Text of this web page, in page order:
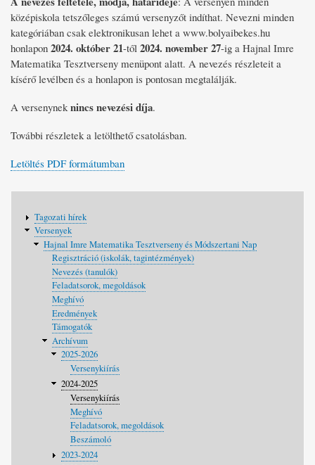
középiskola tetszőleges számú versenyzőt indíthat. Nevezni minden
kategóriában csak elektronikusan lehet a www.bolyaibekes.hu
honlapon 2024. október 21-től 2024. november 27-ig a Hajnal Imre
Matematika Tesztverseny menüpont alatt. A nevezés részleteit a
kísérő levélben és a honlapon is pontosan megtalálják.
A versenyneknincs nevezési díja.
További részletek a letölthető csatolásban.
Letöltés PDF formátumban
navigáció
Tagozati hírek
Versenyek
Hajnal Imre Matematika Tesztverseny és Módszertani Nap
Regisztráció (iskolák, tagintézmények)
Nevezés (tanulók)
Feladatsorok, megoldások
Meghívó
Eredmények
Támogatók
Archívum
2025-2026
Versenykiírás
2024-2025
Versenykiírás
Meghívó
Feladatsorok, megoldások
Beszámoló
2023-2024